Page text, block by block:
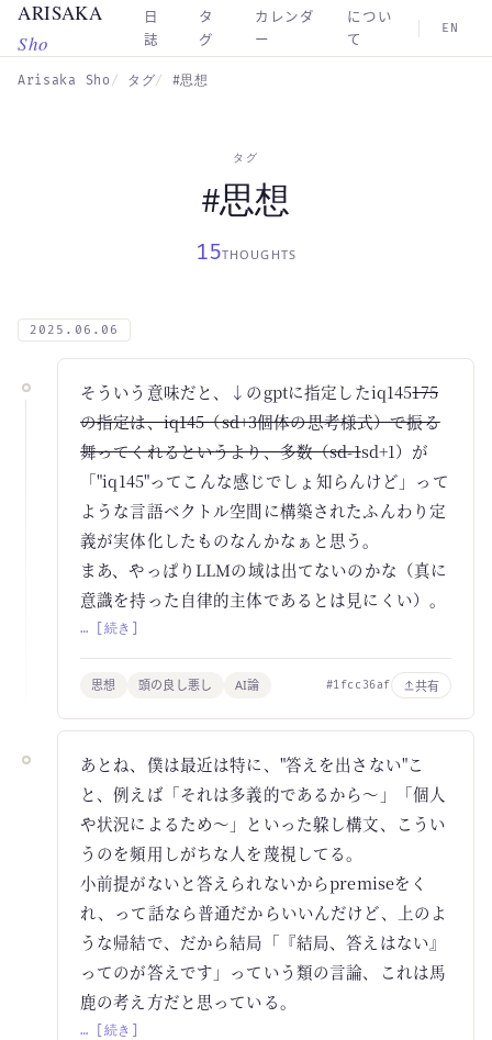
Skip to main content
ARISAKA
Sho
日
誌
タ
グ
カレンダ
ー
につい
て
EN
Arisaka Sho タグ #思想
タグ
#思想
15THOUGHTS
2025.06.06
そういう意味だと、↓のgptに指定したiq145175
の指定は、iq145（sd+3個体の思考様式）で振る
舞ってくれるというより、多数（sd-1sd+1）が
「"iq145"ってこんな感じでしょ知らんけど」って
ような言語ベクトル空間に構築されたふんわり定
義が実体化したものなんかなぁと思う。
まあ、やっぱりLLMの域は出てないのかな（真に
意識を持った自律的主体であるとは見にくい）。
… [続き]
思想 頭の良し悪し AI論 #1fcc36af 共有
あとね、僕は最近は特に、"答えを出さない"こ
と、例えば「それは多義的であるから～」「個人
や状況によるため～」といった躱し構文、こうい
うのを頻用しがちな人を蔑視してる。
小前提がないと答えられないからpremiseをく
れ、って話なら普通だからいいんだけど、上のよ
うな帰結で、だから結局「『結局、答えはない』
ってのが答えです」っていう類の言論、これは馬
鹿の考え方だと思っている。
… [続き]